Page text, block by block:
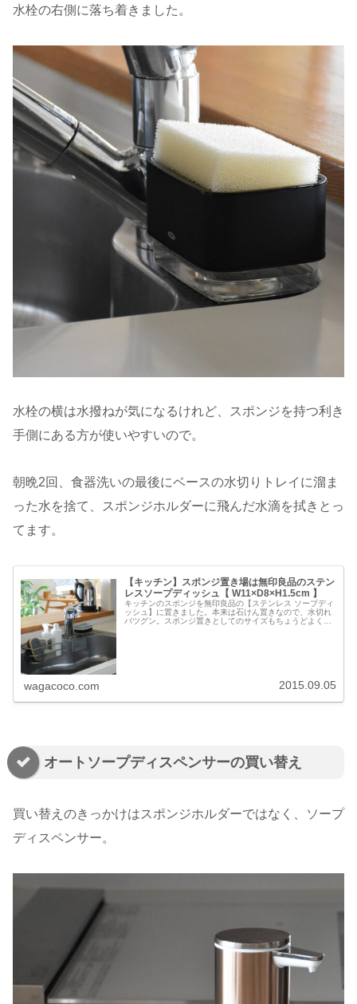
水栓の右側に落ち着きました。
水栓の横は水撥ねが気になるけれど、スポンジを持つ利き
手側にある方が使いやすいので。
朝晩2回、食器洗いの最後にベースの水切りトレイに溜ま
った水を捨て、スポンジホルダーに飛んだ水滴を拭きとっ
てます。
【キッチン】スポンジ置き場は無印良品のステン
レスソープディッシュ【 W11×D8×H1.5cm 】
キッチンのスポンジを無印良品の【ステンレス ソープディ
ッシュ】に置きました。本来は石けん置きなので、水切れ
バツグン。スポンジ置きとしてのサイズもちょうどよく、
wagacoco.com 2015.09.05
オートソープディスペンサーの買い替え
買い替えのきっかけはスポンジホルダーではなく、ソープ
ディスペンサー。